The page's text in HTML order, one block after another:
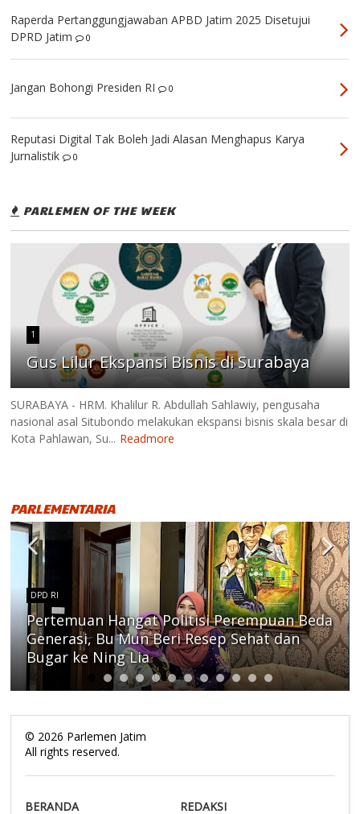
Raperda Pertanggungjawaban APBD Jatim 2025 Disetujui
DPRD Jatim
0
Jangan Bohongi Presiden RI 0
Reputasi Digital Tak Boleh Jadi Alasan Menghapus Karya
Jurnalistik
0
PARLEMEN OF THE WEEK
1
Gus Lilur Ekspansi Bisnis di Surabaya
SURABAYA - HRM. Khalilur R. Abdullah Sahlawiy, pengusaha
nasional asal Situbondo melakukan ekspansi bisnis skala besar di
Kota Pahlawan, Su... Readmore
PARLEMENTARIA
DPD RI
Pertemuan Hangat Politisi Perempuan Beda
Generasi, Bu Mun Beri Resep Sehat dan
Bugar ke Ning Lia
© 2026 Parlemen Jatim
All rights reserved.
BERANDA REDAKSI